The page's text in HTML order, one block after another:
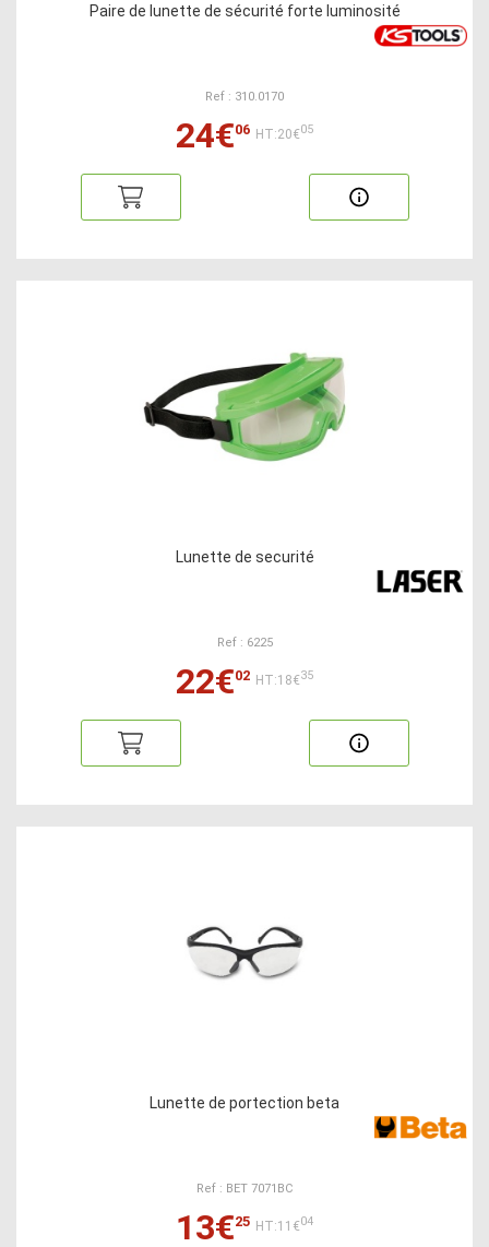
Paire de lunette de sécurité forte luminosité
Ref : 310.0170
24€06 HT:20€05
Lunette de securité
Ref : 6225
22€02 HT:18€35
Lunette de portection beta
Ref : BET 7071BC
13€25 HT:11€04